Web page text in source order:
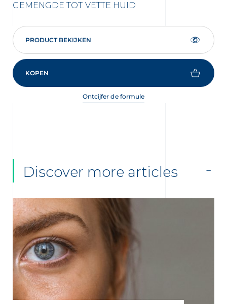
GEMENGDE TOT VETTE HUID
PRODUCT BEKIJKEN
KOPEN
Ontcijfer de formule
Discover more articles